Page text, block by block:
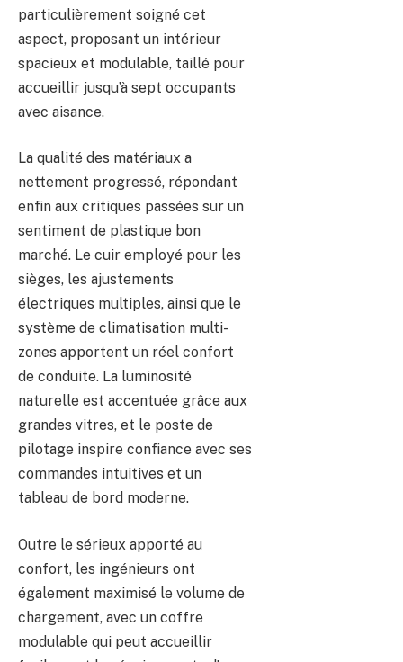
particulièrement soigné cet
aspect, proposant un intérieur
spacieux et modulable, taillé pour
accueillir jusqu’à sept occupants
avec aisance.
La qualité des matériaux a
nettement progressé, répondant
enfin aux critiques passées sur un
sentiment de plastique bon
marché. Le cuir employé pour les
sièges, les ajustements
électriques multiples, ainsi que le
système de climatisation multi-
zones apportent un réel confort
de conduite. La luminosité
naturelle est accentuée grâce aux
grandes vitres, et le poste de
pilotage inspire confiance avec ses
commandes intuitives et un
tableau de bord moderne.
Outre le sérieux apporté au
confort, les ingénieurs ont
également maximisé le volume de
chargement, avec un coffre
modulable qui peut accueillir